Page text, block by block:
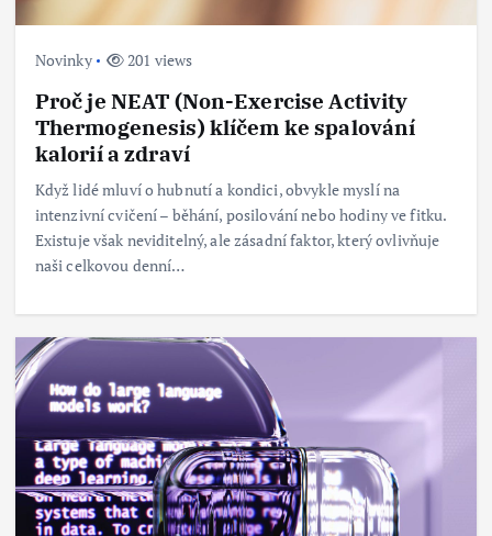
Novinky 201 views
Proč je NEAT (Non-Exercise Activity
Thermogenesis) klíčem ke spalování
kalorií a zdraví
Když lidé mluví o hubnutí a kondici, obvykle myslí na
intenzivní cvičení – běhání, posilování nebo hodiny ve fitku.
Existuje však neviditelný, ale zásadní faktor, který ovlivňuje
naši celkovou denní…